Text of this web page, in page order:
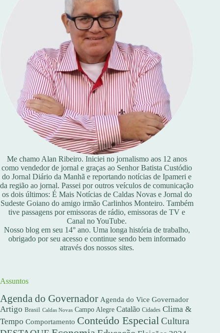
Me chamo Alan Ribeiro. Iniciei no jornalismo aos 12 anos
como vendedor de jornal e graças ao Senhor Batista Custódio
do Jornal Diário da Manhã e reportando notícias de Ipameri e
da região ao jornal. Passei por outros veículos de comunicação
os dois últimos: É Mais Notícias de Caldas Novas e Jornal do
Sudeste Goiano do amigo irmão Carlinhos Monteiro. Também
tive passagens por emissoras de rádio, emissoras de TV e
Canal no YouTube.
Nosso blog em seu 14° ano. Uma longa história de trabalho,
obrigado por seu acesso e continue sendo bem informado
através dos nossos sites.
Assuntos
Agenda do Governador Agenda do Vice Governador
Artigo Brasil Caldas Novas Campo Alegre Catalão Cidades Clima &
Tempo Comportamento Conteúdo EspecialCultura